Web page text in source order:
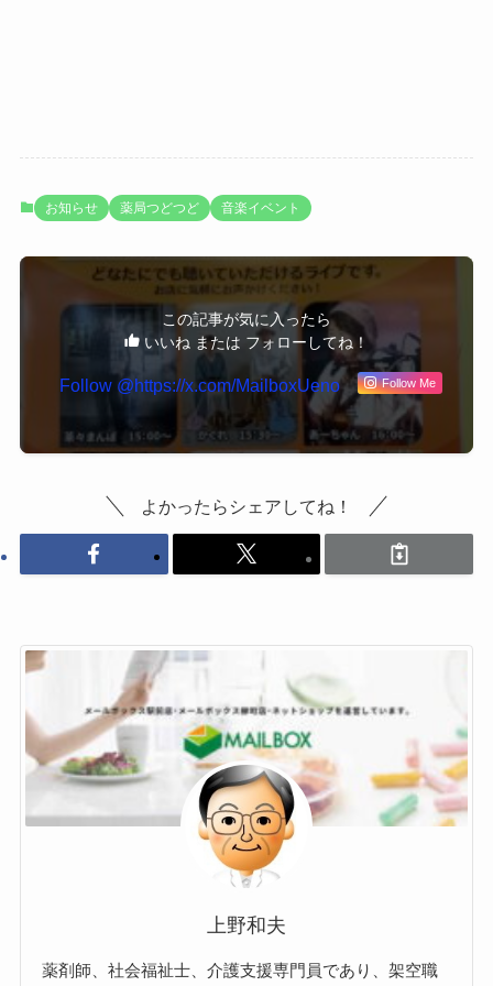
お知らせ 薬局つどつど 音楽イベント
この記事が気に入ったら
いいね または フォローしてね！
Follow Me
よかったらシェアしてね！
上野和夫
薬剤師、社会福祉士、介護支援専門員であり、架空職